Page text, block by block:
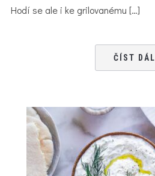
Hodí se ale i ke grilovanému […]
ČÍST DÁL